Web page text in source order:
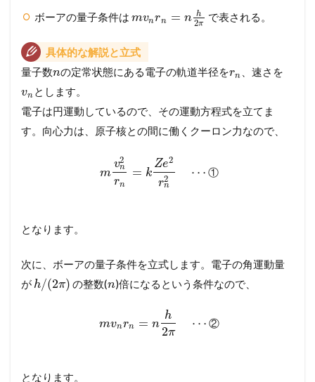
ボーアの量子条件は mvnrn = n h
2π
で表される。
具体的な解説と立式
量子数nの定常状態にある電子の軌道半径をrn 、速さを
vn とします。
電子は円運動しているので、その運動方程式を立てま
す。向心力は、原子核との間に働くクーロン力なので、
m
v2
n
rn
= k
Ze2
r2
n
⋯ ①
となります。
次に、ボーアの量子条件を立式します。電子の角運動量
が h/(2π) の整数(n)倍になるという条件なので、
mvnrn = n
h
2π
⋯ ②
となります。